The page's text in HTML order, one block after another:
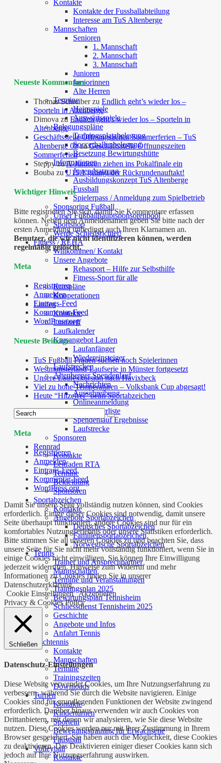
Kontakte
Kontakte der Fussballabteilung
Interesse am TuS Altenberge
Mannschaften
Senioren
1. Mannschaft
2. Mannschaft
3. Mannschaft
Junioren
Juniorinnen
Alte Herren
Termine
Heimspiele
Auswärtsspiele
Belegungspläne
Trainingsplatzbelegung
Soccerhallenbelegung
Besetzung Bewirtungshütte
Informationen
Jugendsatzung
Ausbildungskonzept TuS Altenberge
Fussball
Spielerpass / Anmeldung zum Spielbetrieb
Sponsoring Fußball
Unser Fußballhauptsponsorenpool
Sportshop
Werde Schiedsrichter!
Fitness / REHA
Willkommen/ Kontakt
Unsere Angebote
Rehasport – Hilfe zur Selbsthilfe
Fitness-Sport für alle
Kurspläne
Kooperationen
Laufen
Kontakte
Lauftreff
Laufkalender
Kursangebot Laufen
Laufanfänger
Wiedereinsteiger
Laufstrecken
Altenberger Spendenlauf
Nachrichten
Ausschreibung
Onlineanmeldung
Teilnehmerliste
Spendenlauf Ergebnisse
Laufstrecke
Sponsoren
Rennrad
Kontakte
Leitfaden RTA
Termine
Bekleidung
Sponsoren
Sportabzeichen
Kontakte
Angebote Sportabzeichen
Deutsches Sportabzeichen
Familiensportabzeichen
Norwegische Sportabzeichen
Tennis
Trainer und Ansprechpartner
Mannschaften
Termine und Veranstaltungen
Trainingsplan 2025
Bewirtungsplan Tennisheim
Schliessdienst Tennisheim 2025
Geschichte
Angebote und Infos
Anfahrt Tennis
Tischtennis
Kontakte
Mannschaften
Termine
Trainingszeiten
Downloads
Turnen
Kontakte
Kinderturnen
Sporteln
Bewegungstraining für Erwachsene
Faustball
Volleyball
Kontakte
Neueste Kommentare
Thomas Schreiberzu Endlich geht’s wieder los –
Sporteln in Altenberge
Dimova zu Endlich geht’s wieder los – Sporteln in
Altenberge
Geschäftsstelle Öffnungszeiten Sommerferien – TuS
Altenberge 09zuGeschäftsstelle Öffnungszeiten
Sommerferien
SteppyzuA-Junioren ziehen ins Pokalfinale ein
Bouba zuU15.1 gelingt der Rückrundenauftakt!
Wichtiger Hinweis
Bitte registrieren Sie sich, damit Sie Kommentare erfassen
können. Neben dem Anmeldenamen geben Sie bitte nach der
ersten Anmeldung unbedingt auch Ihren Klarnamen an.
Benutzer, die wir nicht identifizieren können, werden
regelmäßig gelöscht.
Meta
Registrieren
Anmelden
Eintrags-Feed
Kommentar-Feed
WordPress.org
Neueste Beiträge
TuS Fußball Frauen suchen noch Spielerinnen
Westmünsterland-Laufserie in Münster fortgesetzt
Unsere Laufexkursion nach Havixbeck
Viel zu hohe Temperaturen – Volksbank Cup abgesagt!
Heute “Hitzefrei” beim Sportabzeichen
Meta
Registrieren
Anmelden
Eintrags-Feed
Kommentar-Feed
WordPress.org
Damit Sie unsere Seite vollständig nutzen können, sind Cookies
erforderlich. Einige dieser Cookies sind notwendig, damit unsere
Seite überhaupt funktioniert, andere Cookies sind nur für ein
komfortables Nutzungserlebnis oder unsere Statistiken erforderlich.
Bitte stimmen Sie all unseren Cookies zu und beachten Sie, dass
unsere Seite für Sie nicht mehr vollständig funktioniert, wenn Sie in
einige Cookies nicht einwilligen. Sie können Ihre Einwilligung
jederzeit widerrufen. Hinweise zum Widerruf und mehr
Informationen zu Cookies finden Sie in unserer
Datenschutzerklärung.
Cookie Einstellungen Akzeptieren
Privacy & Cookies Policy
Schließen
Datenschutz-Einstellungen
Diese Website verwendet Cookies, um Ihre Nutzungserfahrung zu
verbessern, während Sie durch die Website navigieren. Einige
Cookies sind für grundlegenden Funktionen der Website zwingend
erforderlich. Darüber hinaus verwenden wir auch Cookies von
Drittanbietern, mit denen wir analysieren, wie Sie diese Website
nutzen. Diese Cookies werden nur mit Ihrer Zustimmung in Ihrem
Browser gespeichert. Sie haben auch die Möglichkeit, diese Cookies
zu deaktivieren. Das Deaktivieren einiger dieser Cookies kann sich
jedoch auf Ihre Nutzungserfahrung auswirken.